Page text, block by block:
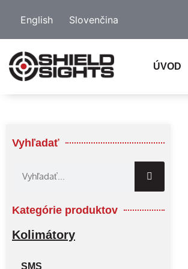
English Slovenčina
ÚVOD
Vyhľadať
Kategórie produktov
Kolimátory
SMS